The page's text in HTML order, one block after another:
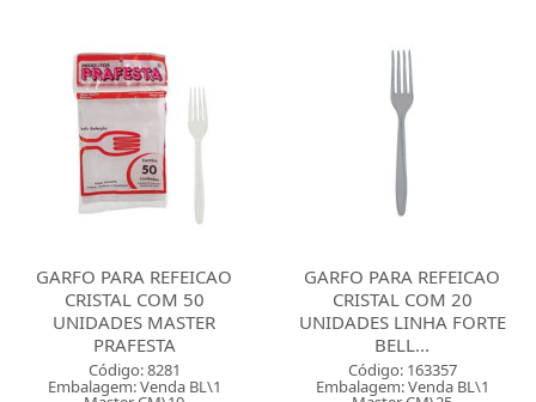
GARFO PARA REFEICAO
CRISTAL COM 50
UNIDADES MASTER
PRAFESTA
Código: 8281
Embalagem: Venda BL\1
GARFO PARA REFEICAO
CRISTAL COM 20
UNIDADES LINHA FORTE
BELL...
Código: 163357
Embalagem: Venda BL\1